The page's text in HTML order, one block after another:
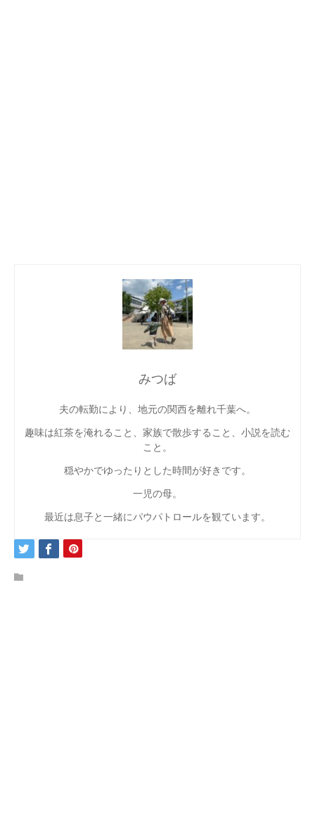
みつば
夫の転勤により、地元の関西を離れ千葉へ。
趣味は紅茶を淹れること、家族で散歩すること、小説を読む
こと。
穏やかでゆったりとした時間が好きです。
一児の母。
最近は息子と一緒にパウパトロールを観ています。